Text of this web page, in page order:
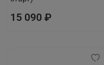
15 090 ₽